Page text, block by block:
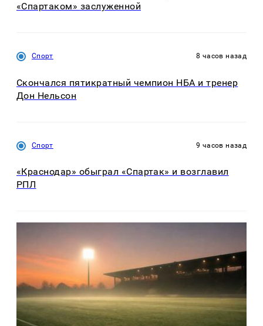
«Спартаком» заслуженной
Спорт 8 часов назад
Скончался пятикратный чемпион НБА и тренер
Дон Нельсон
Спорт 9 часов назад
«Краснодар» обыграл «Спартак» и возглавил
РПЛ